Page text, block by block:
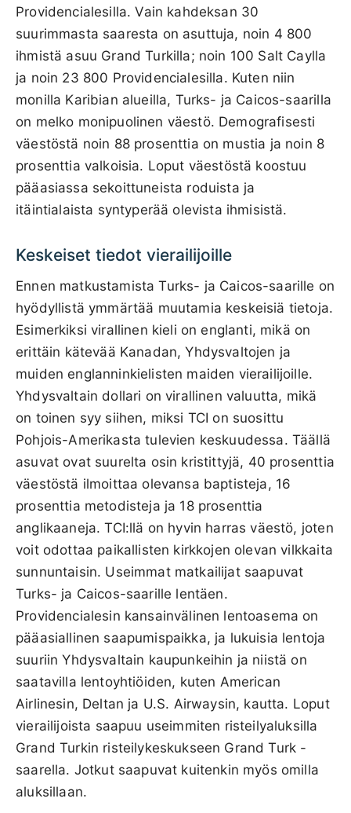
Providencialesilla. Vain kahdeksan 30
suurimmasta saaresta on asuttuja, noin 4 800
ihmistä asuu Grand Turkilla; noin 100 Salt Caylla
ja noin 23 800 Providencialesilla. Kuten niin
monilla Karibian alueilla, Turks- ja Caicos-saarilla
on melko monipuolinen väestö. Demografisesti
väestöstä noin 88 prosenttia on mustia ja noin 8
prosenttia valkoisia. Loput väestöstä koostuu
pääasiassa sekoittuneista roduista ja
itäintialaista syntyperää olevista ihmisistä.
Keskeiset tiedot vierailijoille
Ennen matkustamista Turks- ja Caicos-saarille on
hyödyllistä ymmärtää muutamia keskeisiä tietoja.
Esimerkiksi virallinen kieli on englanti, mikä on
erittäin kätevää Kanadan, Yhdysvaltojen ja
muiden englanninkielisten maiden vierailijoille.
Yhdysvaltain dollari on virallinen valuutta, mikä
on toinen syy siihen, miksi TCI on suosittu
Pohjois-Amerikasta tulevien keskuudessa. Täällä
asuvat ovat suurelta osin kristittyjä, 40 prosenttia
väestöstä ilmoittaa olevansa baptisteja, 16
prosenttia metodisteja ja 18 prosenttia
anglikaaneja. TCI:llä on hyvin harras väestö, joten
voit odottaa paikallisten kirkkojen olevan vilkkaita
sunnuntaisin. Useimmat matkailijat saapuvat
Turks- ja Caicos-saarille lentäen.
Providencialesin kansainvälinen lentoasema on
pääasiallinen saapumispaikka, ja lukuisia lentoja
suuriin Yhdysvaltain kaupunkeihin ja niistä on
saatavilla lentoyhtiöiden, kuten American
Airlinesin, Deltan ja U.S. Airwaysin, kautta. Loput
vierailijoista saapuu useimmiten risteilyaluksilla
Grand Turkin risteilykeskukseen Grand Turk -
saarella. Jotkut saapuvat kuitenkin myös omilla
aluksillaan.